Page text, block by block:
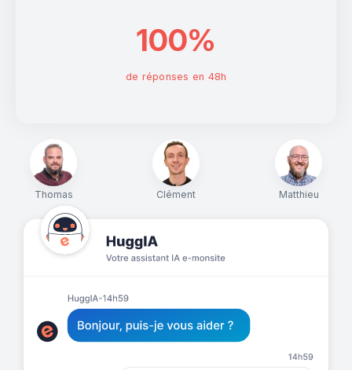
Thomas Clément Matthieu
100%
de réponses en 48h